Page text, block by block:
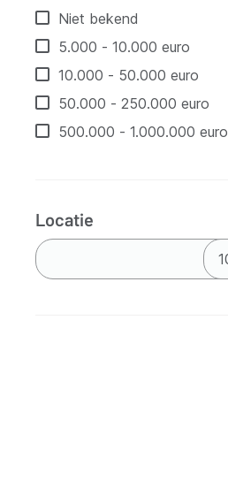
Niet bekend
5.000 - 10.000 euro
10.000 - 50.000 euro
50.000 - 250.000 euro
500.000 - 1.000.000 euro
Locatie